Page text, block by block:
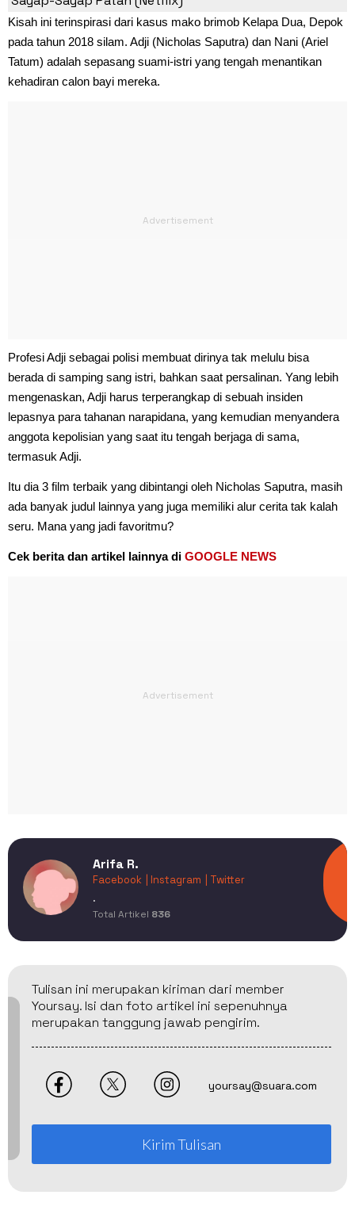
Kisah ini terinspirasi dari kasus mako brimob Kelapa Dua, Depok
pada tahun 2018 silam. Adji (Nicholas Saputra) dan Nani (Ariel
Tatum) adalah sepasang suami-istri yang tengah menantikan
kehadiran calon bayi mereka.
Profesi Adji sebagai polisi membuat dirinya tak melulu bisa
berada di samping sang istri, bahkan saat persalinan. Yang lebih
mengenaskan, Adji harus terperangkap di sebuah insiden
lepasnya para tahanan narapidana, yang kemudian menyandera
anggota kepolisian yang saat itu tengah berjaga di sama,
termasuk Adji.
Itu dia 3 film terbaik yang dibintangi oleh Nicholas Saputra, masih
ada banyak judul lainnya yang juga memiliki alur cerita tak kalah
seru. Mana yang jadi favoritmu?
Cek berita dan artikel lainnya di GOOGLE NEWS
Arifa R.
Facebook | Instagram
| Twitter
.
Total Artikel 836
Tulisan ini merupakan kiriman dari member
Yoursay. Isi dan foto artikel ini sepenuhnya
merupakan tanggung jawab pengirim.
yoursay@suara.com
Kirim Tulisan